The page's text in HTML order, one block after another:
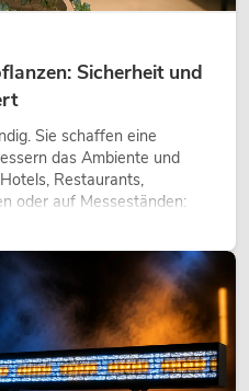
Sicherheit und
Sie schaffen eine
das Ambiente und
Restaurants,
oder auf Messeständen:
heute längst zum